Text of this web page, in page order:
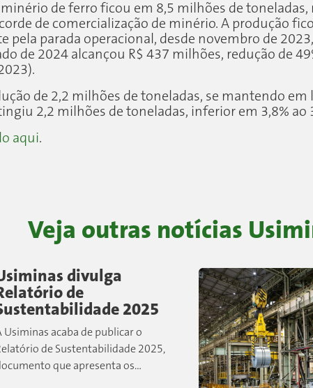
de ferro ficou em 8,5 milhões de
de comercialização de minério. A produção
pela parada operacional, desde novembro de
de 2024 alcançou R$ 437 milhões, redução de
de 2,2 milhões de toneladas, se mantendo
2,2 milhões de toneladas, inferior em 3,8% ao
aqui.
Veja outras notícias
divulga
de
2025
Usiminas acaba de publicar o
de Sustentabilidade 2025,
que apresenta os